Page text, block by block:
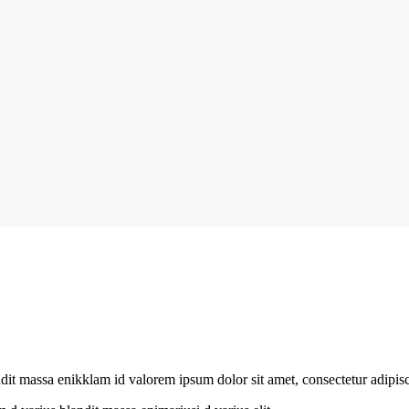
massa enikklam id valorem ipsum dolor sit amet, consectetur